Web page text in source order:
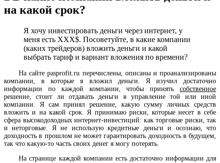
на какой срок?
Я хочу инвестировать деньги через интернет, у
меня есть XXX$. Посоветуйте, в какие компании
(каких трейдеров) вложить деньги и какой
выбрать тариф и вариант вложения по времени?
На сайте pasprofit.ru перечислены, описаны и проанализированы
компании, в которые я вложил деньги. Я изучил достаточно
информации по каждой компании, чтобы принять собственное
решение, стоит ли отдавать деньги в управление той или иной
компании. Я сам принял решение, какую сумму личных средств
вложить и на какой срок. Я принимаю риски, которые несет в себе
сфера высокодоходных интернет-инвестиций: как торговые риски, так
и неторговые. Я не использую кредитные деньги и осознаю, что
доходность в прошлом не может гарантировать доходность в будущем,
так что какую-то часть своих денег я могу потерять.
На странице каждой компании есть достаточно информации для